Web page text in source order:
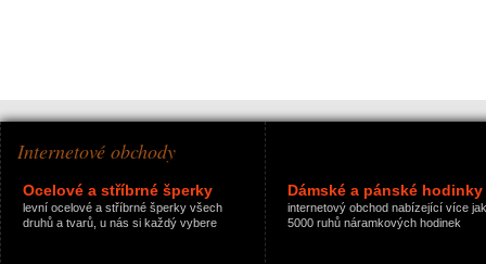
Internetové obchody
Ocelové a stříbrné šperky
levní ocelové a stříbrné šperky všech
druhů a tvarů, u nás si každý vybere
Dámské a pánské hodinky
internetový obchod nabízející více jak
5000 ruhů náramkových hodinek